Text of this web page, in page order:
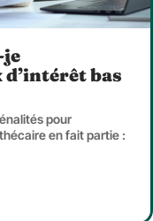
je
bas
pour
en fait partie :